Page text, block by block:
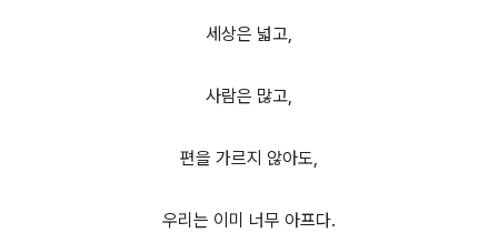
세상은 넓고,
사람은 많고,
편을 가르지 않아도,
우리는 이미 너무 아프다.